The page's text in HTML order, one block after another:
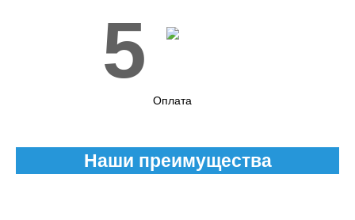
5
Оплата
Наши преимущества